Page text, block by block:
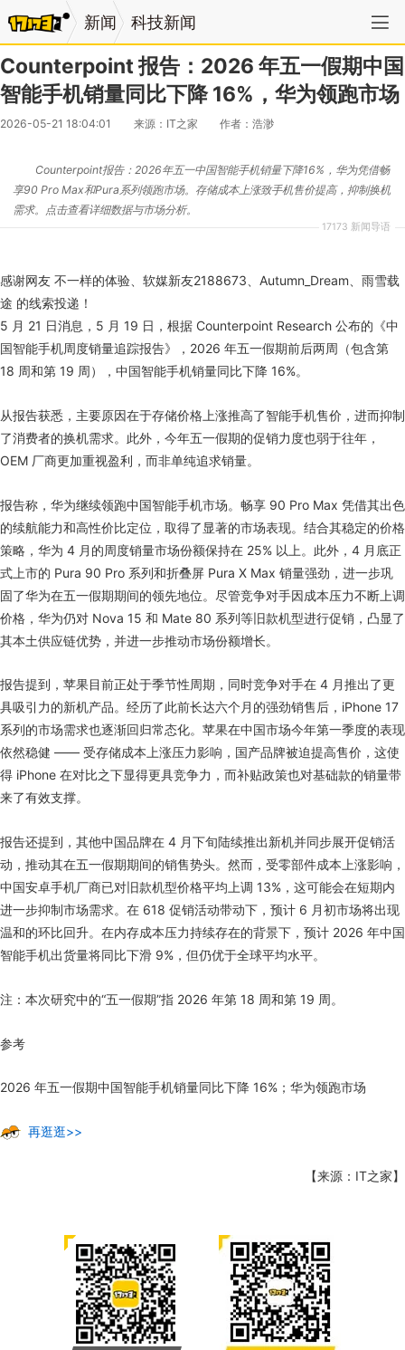
新闻 科技新闻
Counterpoint 报告：2026 年五一假期中国
智能手机销量同比下降 16%，华为领跑市场
2026-05-21 18:04:01 来源：IT之家 作者：浩渺
17173 新闻导语
Counterpoint报告：2026年五一中国智能手机销量下降16%，华为凭借畅
享90 Pro Max和Pura系列领跑市场。存储成本上涨致手机售价提高，抑制换机
需求。点击查看详细数据与市场分析。
感谢网友 不一样的体验、软媒新友2188673、Autumn_Dream、雨雪载
途 的线索投递！
5 月 21 日消息，5 月 19 日，根据 Counterpoint Research 公布的《中
国智能手机周度销量追踪报告》，2026 年五一假期前后两周（包含第
18 周和第 19 周），中国智能手机销量同比下降 16%。
从报告获悉，主要原因在于存储价格上涨推高了智能手机售价，进而抑制
了消费者的换机需求。此外，今年五一假期的促销力度也弱于往年，
OEM 厂商更加重视盈利，而非单纯追求销量。
报告称，华为继续领跑中国智能手机市场。畅享 90 Pro Max 凭借其出色
的续航能力和高性价比定位，取得了显著的市场表现。结合其稳定的价格
策略，华为 4 月的周度销量市场份额保持在 25% 以上。此外，4 月底正
式上市的 Pura 90 Pro 系列和折叠屏 Pura X Max 销量强劲，进一步巩
固了华为在五一假期期间的领先地位。尽管竞争对手因成本压力不断上调
价格，华为仍对 Nova 15 和 Mate 80 系列等旧款机型进行促销，凸显了
其本土供应链优势，并进一步推动市场份额增长。
报告提到，苹果目前正处于季节性周期，同时竞争对手在 4 月推出了更
具吸引力的新机产品。经历了此前长达六个月的强劲销售后，iPhone 17
系列的市场需求也逐渐回归常态化。苹果在中国市场今年第一季度的表现
依然稳健 —— 受存储成本上涨压力影响，国产品牌被迫提高售价，这使
得 iPhone 在对比之下显得更具竞争力，而补贴政策也对基础款的销量带
来了有效支撑。
报告还提到，其他中国品牌在 4 月下旬陆续推出新机并同步展开促销活
动，推动其在五一假期期间的销售势头。然而，受零部件成本上涨影响，
中国安卓手机厂商已对旧款机型价格平均上调 13%，这可能会在短期内
进一步抑制市场需求。在 618 促销活动带动下，预计 6 月初市场将出现
温和的环比回升。在内存成本压力持续存在的背景下，预计 2026 年中国
智能手机出货量将同比下滑 9%，但仍优于全球平均水平。
注：本次研究中的“五一假期”指 2026 年第 18 周和第 19 周。
参考
2026 年五一假期中国智能手机销量同比下降 16%；华为领跑市场
再逛逛>>
【来源：IT之家】